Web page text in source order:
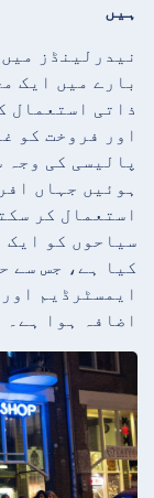
ہیں
نیدرلینڈز
ذاتی استعمال
اور فروخت کو
ہوئیں جہاں
استعمال کر
سیاحوں کو ایک
کیا ہے، جس سے
ایمسٹرڈیم
اضافہ ہوا ہے۔